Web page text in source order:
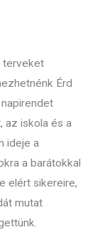
terveket
Érd
az iskola és a
ideje a
a barátokkal
elért sikereire,
mutat